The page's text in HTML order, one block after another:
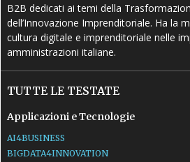
B2B dedicati ai temi della
dell’Innovazione Imprenditoriale. Ha la
cultura digitale e imprenditoriale nelle
amministrazioni italiane.
TUTTE LE TESTATE
Applicazioni e Tecnologie
AI4BUSINESS
BIGDATA4INNOVATION